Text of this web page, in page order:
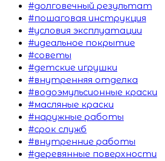
#долговечный результат
#пошаговая инструкция
#условия эксплуатации
#идеальное покрытие
#советы
#детские игрушки
#внутренняя отделка
#водоэмульсионные краски
#масляные краски
#наружные работы
#срок служб
#внутренние работы
#деревянные поверхности